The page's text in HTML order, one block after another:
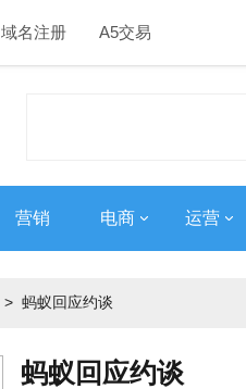
域名注册 A5交易
营销 电商 运营
> 蚂蚁回应约谈
蚂蚁回应约谈